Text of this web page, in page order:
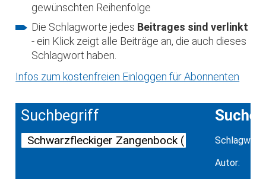
gewünschten Reihenfolge
Die Schlagworte jedes Beitrages sind verlinkt
- ein Klick zeigt alle Beiträge an, die auch dieses
Schlagwort haben.
Infos zum kostenfreien Einloggen für Abonnenten
Suchbegriff Suche
Schlagwort:
Autor: